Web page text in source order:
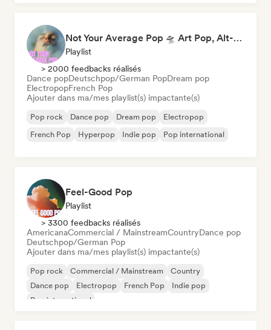
Not Your Average Pop 🛸 Art Pop, Alt-Pop & Indie Pop
Playlist
> 2000 feedbacks réalisés
Dance popDeutschpop/German PopDream pop
ElectropopFrench Pop
Ajouter dans ma/mes playlist(s) impactante(s)
Pop rock Dance pop Dream pop
Electropop
French Pop
Hyperpop Indie pop Pop international
Feel-Good Pop
Playlist
> 3300 feedbacks réalisés
AmericanaCommercial / MainstreamCountryDance pop
Deutschpop/German Pop
Ajouter dans ma/mes playlist(s) impactante(s)
Pop rock Commercial / Mainstream
Country
Dance pop
Electropop French Pop
Indie pop
Pop international